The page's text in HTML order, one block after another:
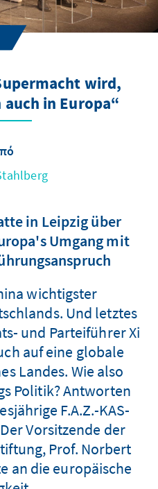
wird,
in Europa“
in Leipzig über
Umgang mit
wichtigster
Und letztes
und Parteiführer Xi
auf eine globale
Landes. Wie also
Politik? Antworten
F.A.Z.-KAS-
Vorsitzende der
Prof. Norbert
an die europäische